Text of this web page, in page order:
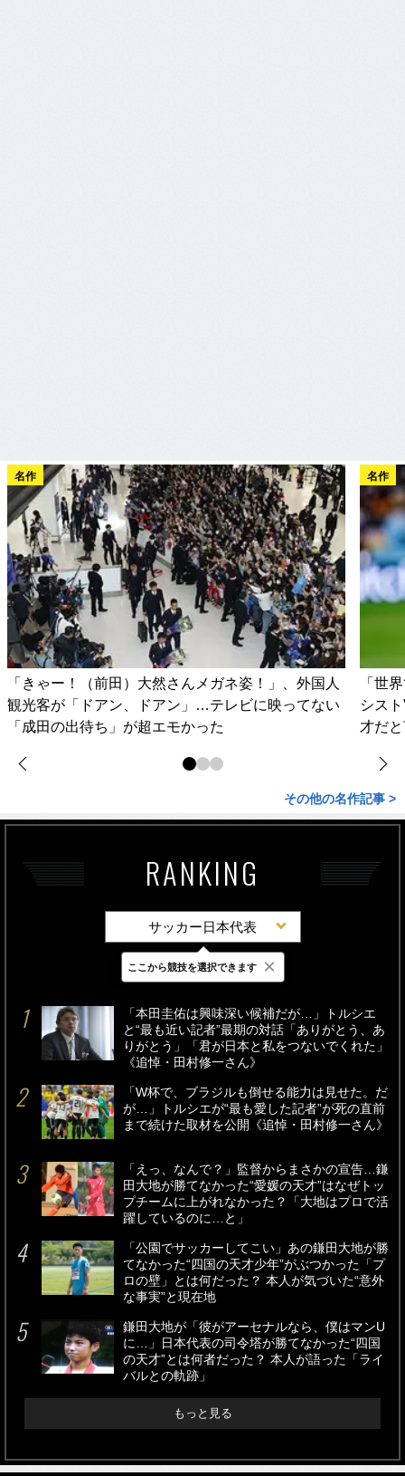
名作
「きゃー！（前田）大然さんメガネ姿！」、外国人
観光客が「ドアン、ドアン」…テレビに映ってない
「成田の出待ち」が超エモかった
名作
「世
シス
才だ
その他の名作記事 >
RANKING
サッカー日本代表
最新 24時間 週間
「本田圭佑は興味深い候補だが…」トルシエ
と“最も近い記者”最期の対話「ありがとう、あ
りがとう」「君が日本と私をつないでくれた」
《追悼・田村修一さん》
「W杯で、ブラジルも倒せる能力は見せた。だ
が…」トルシエが“最も愛した記者”が死の直前
まで続けた取材を公開《追悼・田村修一さん》
「えっ、なんで？」監督からまさかの宣告…鎌
田大地が勝てなかった“愛媛の天才”はなぜトッ
プチームに上がれなかった？「大地はプロで活
躍しているのに…と」
「公園でサッカーしてこい」あの鎌田大地が勝
てなかった“四国の天才少年”がぶつかった「プ
ロの壁」とは何だった？ 本人が気づいた“意外
な事実”と現在地
鎌田大地が「彼がアーセナルなら、僕はマンU
に…」日本代表の司令塔が勝てなかった“四国
の天才”とは何者だった？ 本人が語った「ライ
バルとの軌跡」
もっと見る
ここから競技を選択できます ×